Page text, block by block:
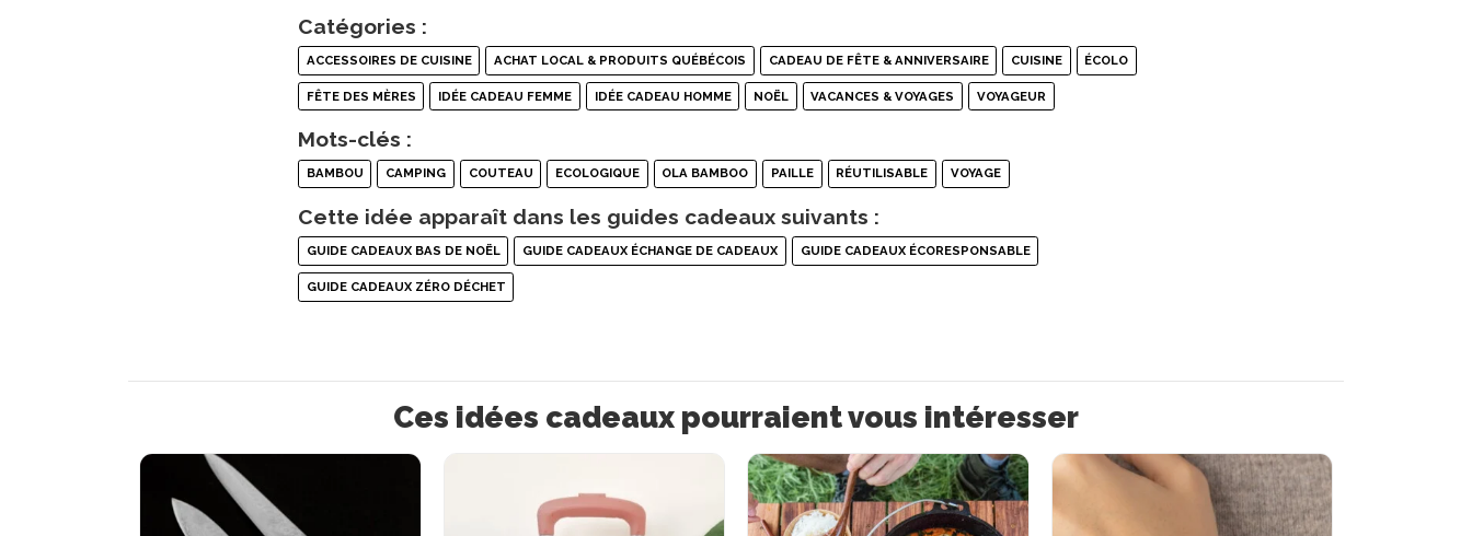
Catégories :
ACCESSOIRES DE CUISINE ACHAT LOCAL & PRODUITS QUÉBÉCOIS CADEAU DE FÊTE & ANNIVERSAIRE CUISINE ÉCOLO
FÊTE DES MÈRES IDÉE CADEAU FEMME IDÉE CADEAU HOMME NOËL VACANCES & VOYAGES VOYAGEUR
Mots-clés :
BAMBOU CAMPING COUTEAU ECOLOGIQUE OLA BAMBOO PAILLE RÉUTILISABLE VOYAGE
Cette idée apparaît dans les guides cadeaux suivants :
GUIDE CADEAUX BAS DE NOËL GUIDE CADEAUX ÉCHANGE DE CADEAUX GUIDE CADEAUX ÉCORESPONSABLE
GUIDE CADEAUX ZÉRO DÉCHET
Ces idées cadeaux pourraient vous intéresser